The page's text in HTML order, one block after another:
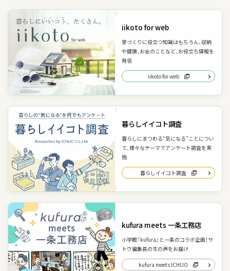
iikoto for web
家づくりに役立つ知識はもちろん、収納
や健康、お金のことなど、お役立ち情報を
発信
iikoto for web
暮らしイイコト調査
暮らしにまつわる“気になる”ことについ
て、様々なテーマでアンケート調査を実
施
暮らしイイコト調査
kufura meets 一条工務店
小学館『kufura』と一条のコラボ企画！サ
トウ編集長の生の声をお届け
kufura meets ICHIJO